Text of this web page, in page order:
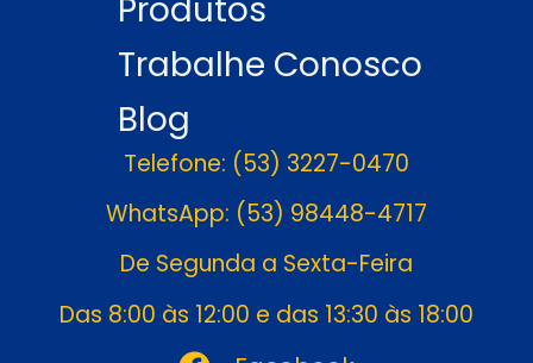
Produtos
Trabalhe Conosco
Blog
Telefone: (53) 3227-0470
WhatsApp: (53) 98448-4717
De Segunda a Sexta-Feira
Das 8:00 às 12:00 e das 13:30 às 18:00